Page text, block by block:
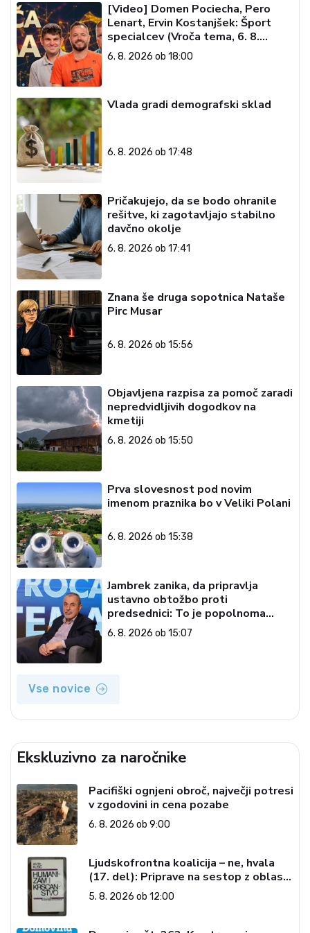
[Video] Domen Pociecha, Pero
Lenart, Ervin Kostanjšek: Šport
specialcev (Vroča tema, 6. 8.
2026)
6. 8. 2026 ob 18:00
Vlada gradi demografski sklad
6. 8. 2026 ob 17:48
Pričakujejo, da se bodo ohranile
rešitve, ki zagotavljajo stabilno
davčno okolje
6. 8. 2026 ob 17:41
Znana še druga sopotnica Nataše
Pirc Musar
6. 8. 2026 ob 15:56
Objavljena razpisa za pomoč zaradi
nepredvidljivih dogodkov na
kmetiji
6. 8. 2026 ob 15:50
Prva slovesnost pod novim
imenom praznika bo v Veliki Polani
6. 8. 2026 ob 15:38
Jambrek zanika, da pripravlja
ustavno obtožbo proti
predsednici: To je popolnoma
neresnična informacija
6. 8. 2026 ob 15:07
Vse novice
Ekskluzivno za naročnike
Pacifiški ognjeni obroč, največji potresi
v zgodovini in cena pozabe
6. 8. 2026 ob 9:00
Ljudskofrontna koalicija – ne, hvala
(17. del): Priprave na sestop z oblasti
– dvorska opozicija 6: Gramsci na delu:
Revija 2000 in revolucionarna
5. 8. 2026 ob 12:00